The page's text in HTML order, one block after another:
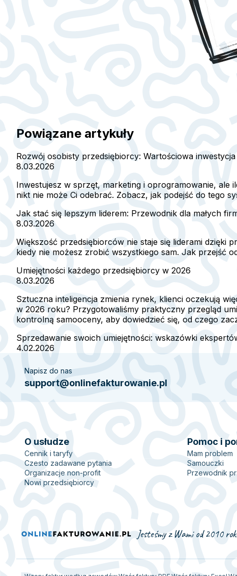
Powiązane artykuły
Rozwój osobisty przedsiębiorcy: Wartościowa inwestycja
8.03.2026
Inwestujesz w sprzęt, marketing i oprogramowanie, ale
nikt nie może Ci odebrać. Zobacz, jak podejść do tego
Jak stać się lepszym liderem: Przewodnik dla małych
8.03.2026
Większość przedsiębiorców nie staje się liderami
kiedy nie możesz zrobić wszystkiego sam. Jak przejść
Umiejętności każdego przedsiębiorcy w 2026
8.03.2026
Sztuczna inteligencja zmienia rynek, klienci oczekują
w 2026 roku? Przygotowaliśmy praktyczny przegląd
kontrolną samooceny, aby dowiedzieć się, od czego
Sprzedawanie swoich umiejętności: wskazówki
4.02.2026
Napisz do nas
support@onlinefakturowanie.pl
O usłudze
Cennik i taryfy
Czesto zadawane pytania
Organizacje non-profit
Nowi przedsiębiorcy
Pomoc i
Mam problem
Samouczki
Przewodnik
Jesteśmy z Wami od 2010